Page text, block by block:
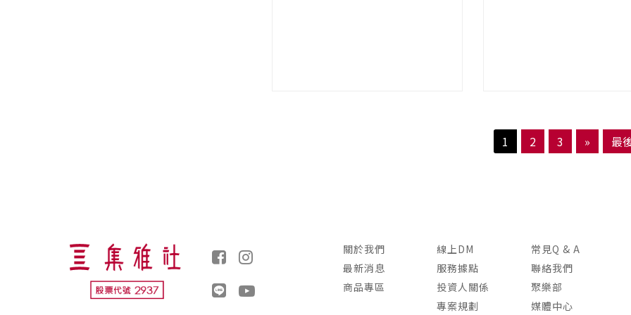
1 2 3 » 最
關於我們
最新消息
商品專區
線上DM
服務據點
投資人關係
專案規劃
常見Q & A
聯絡我們
聚樂部
媒體中心